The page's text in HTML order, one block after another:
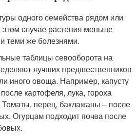
одного семейства рядом или
случае растения меньше
теми же болезнями.
таблицы севооборота на
лучших предшественников
иного овоща. Например, капусту
картофеля, лука, гороха
перец, баклажаны – после
Огурцам подходит почва после